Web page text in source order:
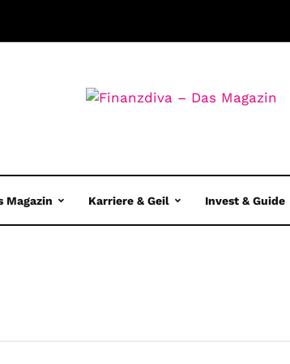
Magazin Karriere & Geil Invest & Guide